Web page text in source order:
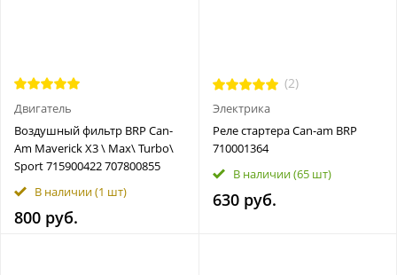
Двигатель
Воздушный фильтр BRP Can-
Am Maverick X3 \ Max\ Turbo\
Sport 715900422 707800855
В наличии(1 шт)
800 руб.
(2)
Электрика
Реле стартера Can-am BRP
710001364
В наличии(65 шт)
630 руб.